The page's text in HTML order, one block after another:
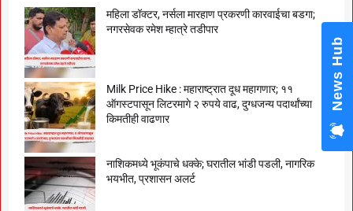
महिला डॉक्टर, नर्सला मारहाण प्रकरणी कारवाईचा बडगा;
नगरसेवक रमेश म्हात्रे तडीपार
Milk Price Hike : महाराष्ट्रात दूध महागणार; ११
ऑगस्टपासून लिटरमागे २ रुपये वाढ, दुग्धजन्य पदार्थांच्या
किमतीही वाढणार
नाशिकमध्ये भूकंपाचे धक्के; घरातील भांडी पडली, नागरिक
भयभीत, प्रशासन अलर्ट